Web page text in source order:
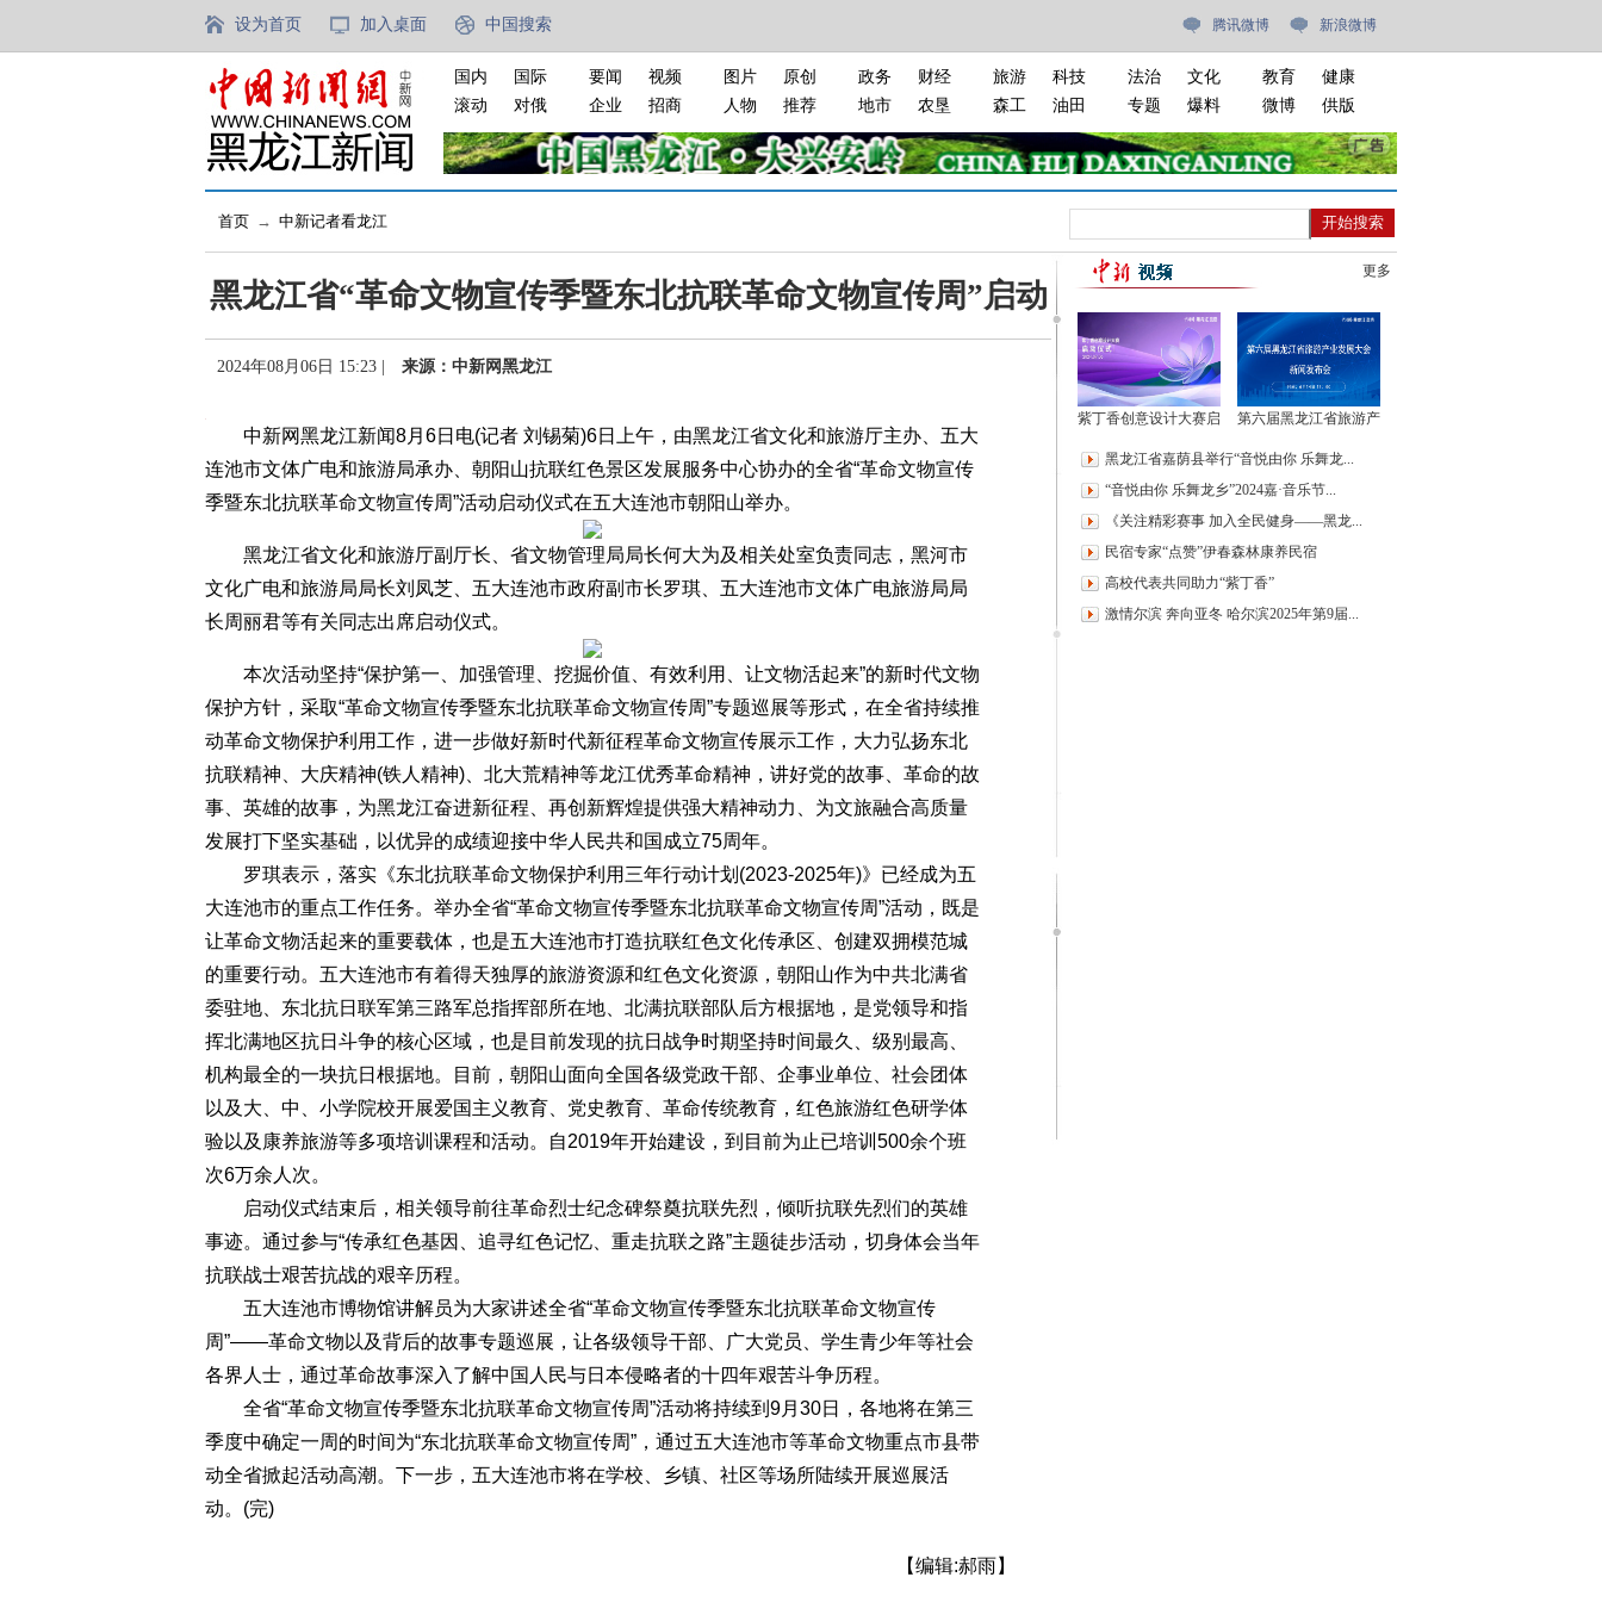
设为首页 加入桌面 中国搜索 腾讯微博 新浪微博
国内
国际
滚动
对俄
要闻
视频
企业
招商
图片
原创
人物
推荐
政务
财经
地市
农垦
旅游
科技
森工
油田
法治
文化
专题
爆料
教育
健康
微博
供版
首页 → 中新记者看龙江
黑龙江省“革命文物宣传季暨东北抗联革命文物宣传周”启动
2024年08月06日 15:23 | 来源：中新网黑龙江
中新网黑龙江新闻8月6日电(记者 刘锡菊)6日上午，由黑龙江省文化和旅游厅主办、五大
连池市文体广电和旅游局承办、朝阳山抗联红色景区发展服务中心协办的全省“革命文物宣传
季暨东北抗联革命文物宣传周”活动启动仪式在五大连池市朝阳山举办。
黑龙江省文化和旅游厅副厅长、省文物管理局局长何大为及相关处室负责同志，黑河市
文化广电和旅游局局长刘凤芝、五大连池市政府副市长罗琪、五大连池市文体广电旅游局局
长周丽君等有关同志出席启动仪式。
本次活动坚持“保护第一、加强管理、挖掘价值、有效利用、让文物活起来”的新时代文物
保护方针，采取“革命文物宣传季暨东北抗联革命文物宣传周”专题巡展等形式，在全省持续推
动革命文物保护利用工作，进一步做好新时代新征程革命文物宣传展示工作，大力弘扬东北
抗联精神、大庆精神(铁人精神)、北大荒精神等龙江优秀革命精神，讲好党的故事、革命的故
事、英雄的故事，为黑龙江奋进新征程、再创新辉煌提供强大精神动力、为文旅融合高质量
发展打下坚实基础，以优异的成绩迎接中华人民共和国成立75周年。
罗琪表示，落实《东北抗联革命文物保护利用三年行动计划(2023-2025年)》已经成为五
大连池市的重点工作任务。举办全省“革命文物宣传季暨东北抗联革命文物宣传周”活动，既是
让革命文物活起来的重要载体，也是五大连池市打造抗联红色文化传承区、创建双拥模范城
的重要行动。五大连池市有着得天独厚的旅游资源和红色文化资源，朝阳山作为中共北满省
委驻地、东北抗日联军第三路军总指挥部所在地、北满抗联部队后方根据地，是党领导和指
挥北满地区抗日斗争的核心区域，也是目前发现的抗日战争时期坚持时间最久、级别最高、
机构最全的一块抗日根据地。目前，朝阳山面向全国各级党政干部、企事业单位、社会团体
以及大、中、小学院校开展爱国主义教育、党史教育、革命传统教育，红色旅游红色研学体
验以及康养旅游等多项培训课程和活动。自2019年开始建设，到目前为止已培训500余个班
次6万余人次。
启动仪式结束后，相关领导前往革命烈士纪念碑祭奠抗联先烈，倾听抗联先烈们的英雄
事迹。通过参与“传承红色基因、追寻红色记忆、重走抗联之路”主题徒步活动，切身体会当年
抗联战士艰苦抗战的艰辛历程。
五大连池市博物馆讲解员为大家讲述全省“革命文物宣传季暨东北抗联革命文物宣传
周”——革命文物以及背后的故事专题巡展，让各级领导干部、广大党员、学生青少年等社会
各界人士，通过革命故事深入了解中国人民与日本侵略者的十四年艰苦斗争历程。
全省“革命文物宣传季暨东北抗联革命文物宣传周”活动将持续到9月30日，各地将在第三
季度中确定一周的时间为“东北抗联革命文物宣传周”，通过五大连池市等革命文物重点市县带
动全省掀起活动高潮。下一步，五大连池市将在学校、乡镇、社区等场所陆续开展巡展活
动。(完)
【编辑:郝雨】
更多
紫丁香创意设计大赛启
第六届黑龙江省旅游产
黑龙江省嘉荫县举行“音悦由你 乐舞龙...
“音悦由你 乐舞龙乡”2024嘉·音乐节...
《关注精彩赛事 加入全民健身——黑龙...
民宿专家“点赞”伊春森林康养民宿
高校代表共同助力“紫丁香”
激情尔滨 奔向亚冬 哈尔滨2025年第9届...